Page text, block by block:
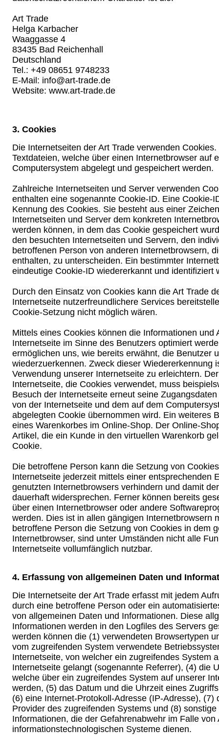
Art Trade
Helga Karbacher
Waaggasse 4
83435 Bad Reichenhall
Deutschland
Tel.: +49 08651 9748233
E-Mail: info@art-trade.de
Website: www.art-trade.de
3. Cookies
Die Internetseiten der Art Trade verwenden
Textdateien, welche über einen Internetbrowser auf
Computersystem abgelegt und gespeichert werden.
Zahlreiche Internetseiten und Server verwenden
enthalten eine sogenannte Cookie-ID. Eine Cookie-
Kennung des Cookies. Sie besteht aus einer
Internetseiten und Server dem konkreten
werden können, in dem das Cookie gespeichert
den besuchten Internetseiten und Servern, den
betroffenen Person von anderen Internetbrowsern,
enthalten, zu unterscheiden. Ein bestimmter
eindeutige Cookie-ID wiedererkannt und identifiziert
Durch den Einsatz von Cookies kann die Art Trade
Internetseite nutzerfreundlichere Services
Cookie-Setzung nicht möglich wären.
Mittels eines Cookies können die Informationen und
Internetseite im Sinne des Benutzers optimiert
ermöglichen uns, wie bereits erwähnt, die Benutzer
wiederzuerkennen. Zweck dieser Wiedererkennung
Verwendung unserer Internetseite zu erleichtern.
Internetseite, die Cookies verwendet, muss
Besuch der Internetseite erneut seine
von der Internetseite und dem auf dem
abgelegten Cookie übernommen wird. Ein weiteres
eines Warenkorbes im Online-Shop. Der Online-
Artikel, die ein Kunde in den virtuellen Warenkorb
Cookie.
Die betroffene Person kann die Setzung von
Internetseite jederzeit mittels einer entsprechenden
genutzten Internetbrowsers verhindern und damit
dauerhaft widersprechen. Ferner können bereits
über einen Internetbrowser oder andere
werden. Dies ist in allen gängigen Internetbrowsern
betroffene Person die Setzung von Cookies in dem
Internetbrowser, sind unter Umständen nicht alle
Internetseite vollumfänglich nutzbar.
4. Erfassung von allgemeinen Daten und
Die Internetseite der Art Trade erfasst mit jedem
durch eine betroffene Person oder ein
von allgemeinen Daten und Informationen. Diese
Informationen werden in den Logfiles des Servers
werden können die (1) verwendeten Browsertypen
vom zugreifenden System verwendete
Internetseite, von welcher ein zugreifendes System
Internetseite gelangt (sogenannte Referrer), (4) die
welche über ein zugreifendes System auf unserer
werden, (5) das Datum und die Uhrzeit eines
(6) eine Internet-Protokoll-Adresse (IP-Adresse), (7)
Provider des zugreifenden Systems und (8)
Informationen, die der Gefahrenabwehr im Falle von
informationstechnologischen Systeme dienen.